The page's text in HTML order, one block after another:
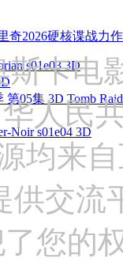
奇2026硬核谍战力
s01e03 3D
05集 3D Tomb
Noir s01e04 3D
斯卡电
人民
均来
供交流
您的